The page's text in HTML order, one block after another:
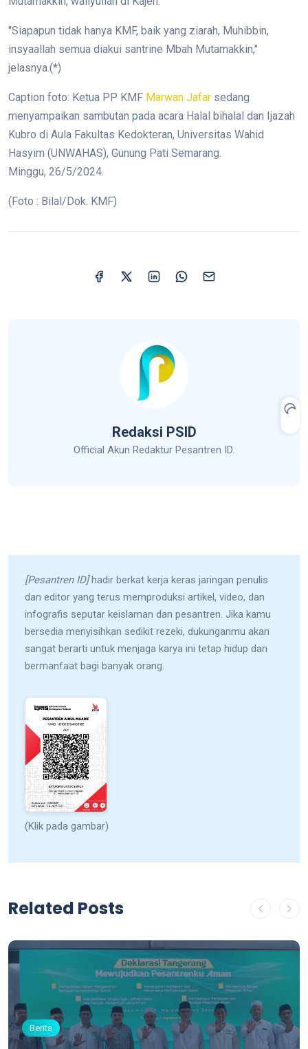
"Siapapun tidak hanya KMF, baik yang ziarah, Muhibbin,
insyaallah semua diakui santrine Mbah Mutamakkin,"
jelasnya.(*)
Caption foto: Ketua PP KMF Marwan Jafar sedang
menyampaikan sambutan pada acara Halal bihalal dan Ijazah
Kubro di Aula Fakultas Kedokteran, Universitas Wahid
Hasyim (UNWAHAS), Gunung Pati Semarang.
Minggu, 26/5/2024.
(Foto : Bilal/Dok. KMF)
Redaksi PSID
Official Akun Redaktur Pesantren ID.
[Pesantren ID]hadir berkat kerja keras jaringan penulis
dan editor yang terus memproduksi artikel, video, dan
infografis seputar keislaman dan pesantren. Jika kamu
bersedia menyisihkan sedikit rezeki, dukunganmu akan
sangat berarti untuk menjaga karya ini tetap hidup dan
bermanfaat bagi banyak orang.
(Klik pada gambar)
Related Posts
Berita